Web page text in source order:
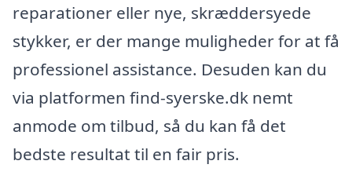
reparationer eller nye, skræddersyede
stykker, er der mange muligheder for at få
professionel assistance. Desuden kan du
via platformen find-syerske.dk nemt
anmode om tilbud, så du kan få det
bedste resultat til en fair pris.